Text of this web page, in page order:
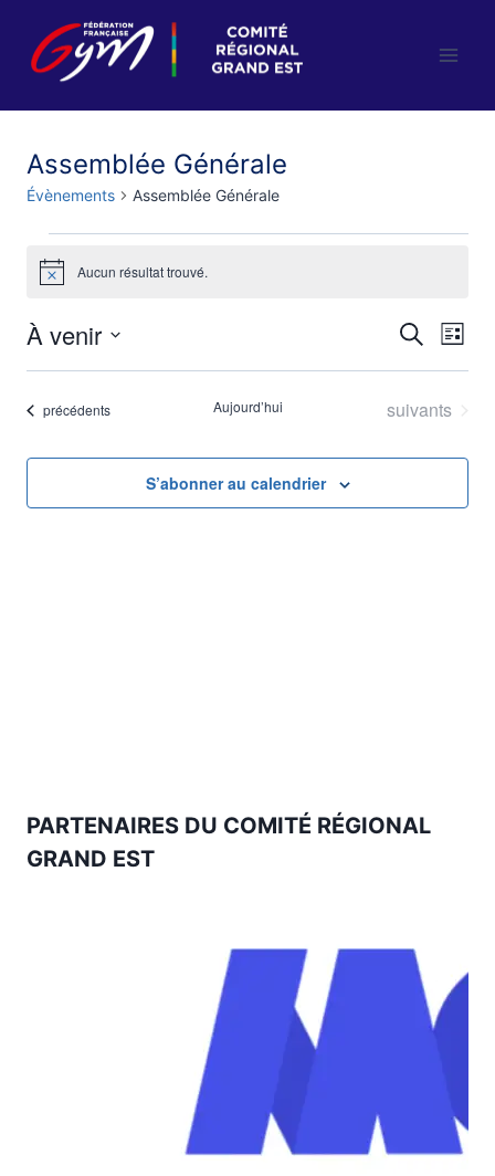
contenu
Assemblée Générale
Évènements Assemblée Générale
Évènements
Notice Aucun résultat trouvé.
Recherche
de
Liste
À venir
Sélectionnez
Évènements
précédents Aujourd’hui Évènements
suivants
S’abonner au calendrier
PARTENAIRES DU COMITÉ RÉGIONAL
GRAND EST